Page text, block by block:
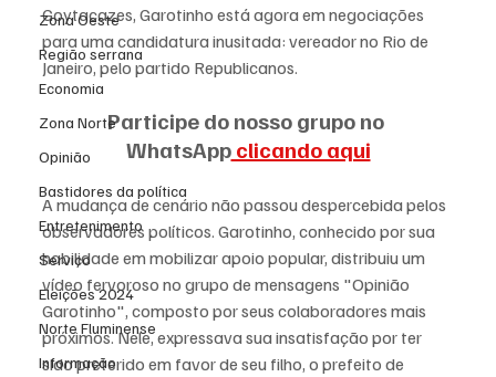
Zona Oeste
Região serrana
Economia
Zona Norte
Opinião
Bastidores da política
Entretenimento
Serviço
Eleições 2024
Norte Fluminense
Informação
Goytacazes, Garotinho está agora em negociações
para uma candidatura inusitada: vereador no Rio de
Janeiro, pelo partido Republicanos.
Participe do nosso grupo no
WhatsApp clicando aqui
A mudança de cenário não passou despercebida pelos
observadores políticos. Garotinho, conhecido por sua
habilidade em mobilizar apoio popular, distribuiu um
vídeo fervoroso no grupo de mensagens "Opinião
Garotinho", composto por seus colaboradores mais
próximos. Nele, expressava sua insatisfação por ter
sido preterido em favor de seu filho, o prefeito de